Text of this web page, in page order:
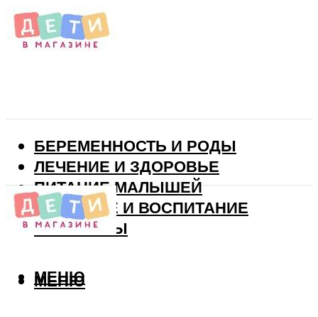
БЕРЕМЕННОСТЬ И РОДЫ
ЛЕЧЕНИЕ И ЗДОРОВЬЕ
ПИТАНИЕ МАЛЫШЕЙ
РАЗВИТИЕ И ВОСПИТАНИЕ
ВИТАМИНЫ
МЕНЮ
МЕНЮ